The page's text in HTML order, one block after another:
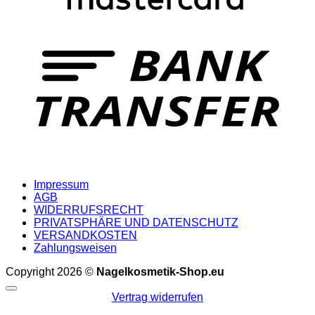
Impressum
AGB
WIDERRUFSRECHT
PRIVATSPHÄRE UND DATENSCHUTZ
VERSANDKOSTEN
Zahlungsweisen
Copyright 2026 © Nagelkosmetik-Shop.eu
Vertrag widerrufen